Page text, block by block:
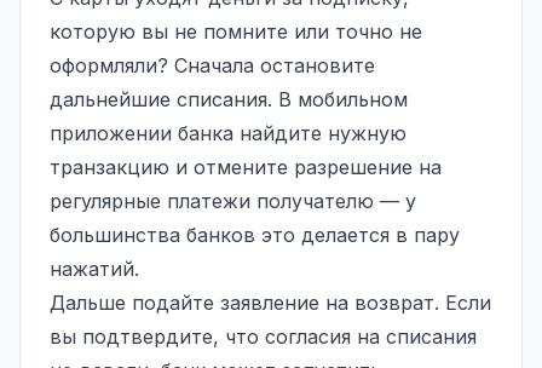
которую вы не помните или точно не
оформляли? Сначала остановите
дальнейшие списания. В мобильном
приложении банка найдите нужную
транзакцию и отмените разрешение на
регулярные платежи получателю — у
большинства банков это делается в пару
нажатий.
Дальше подайте заявление на возврат. Если
вы подтвердите, что согласия на списания